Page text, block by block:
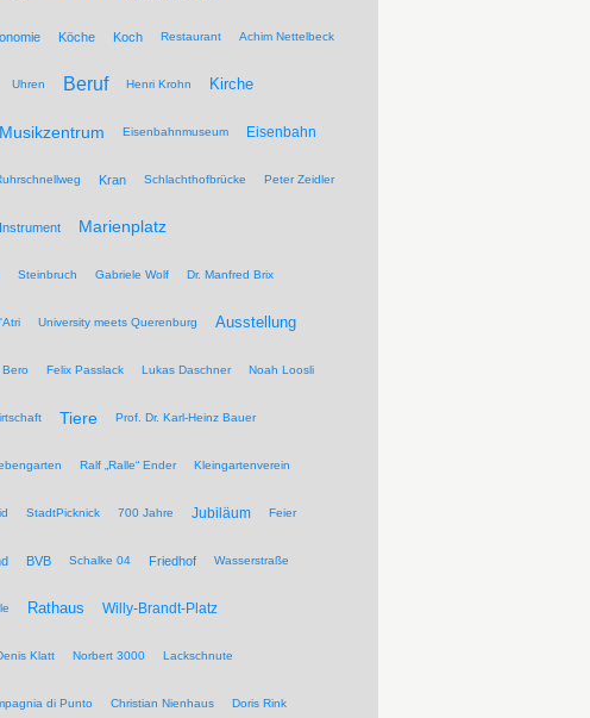
Köche Koch Restaurant Achim Nettelbeck
Uhren Beruf Henri Krohn Kirche
Musikzentrum Eisenbahnmuseum Eisenbahn
Kran Schlachthofbrücke Peter Zeidler
Instrument Marienplatz
Steinbruch Gabriele Wolf Dr. Manfred Brix
University meets Querenburg Ausstellung
Bero Felix Passlack Lukas Daschner Noah Loosli
Tiere Prof. Dr. Karl-Heinz Bauer
Ralf „Ralle“ Ender Kleingartenverein
StadtPicknick 700 Jahre Jubiläum Feier
BVB Schalke 04 Friedhof Wasserstraße
Rathaus Willy-Brandt-Platz
Klatt Norbert 3000 Lackschnute
di Punto Christian Nienhaus Doris Rink